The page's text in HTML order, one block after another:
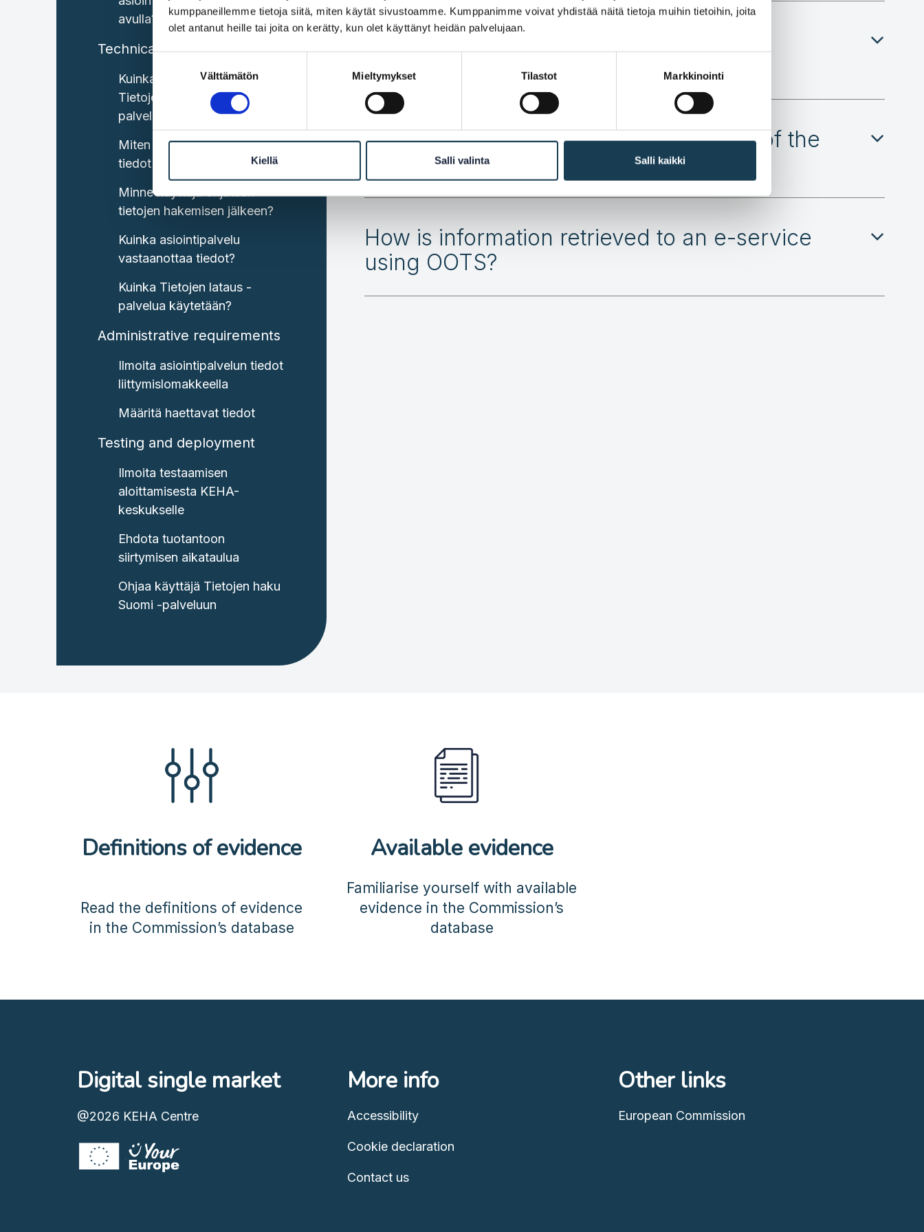
kumppaneillemme tietoja siitä, miten käytät sivustoamme. Kumppanimme voivat yhdistää näitä tietoja muihin tietoihin, joita
olet antanut heille tai joita on kerätty, kun olet käyttänyt heidän palvelujaan.
valinta
Välttämätön Mieltymykset Tilastot Markkinointi
Kiellä Salli valinta Salli kaikki
avulla?
Technical capabilities
Kuinka tiedot haetaan
Tietojen haku Suomi -
palvelun avulla?
Miten käyttäjä ja saapuneet
tiedot yhdistetään toisiinsa?
Minne käyttäjä ohjataan
tietojen hakemisen jälkeen?
Kuinka asiointipalvelu
vastaanottaa tiedot?
Kuinka Tietojen lataus -
palvelua käytetään?
Administrative requirements
Ilmoita asiointipalvelun tiedot
liittymislomakkeella
Määritä haettavat tiedot
Testing and deployment
Ilmoita testaamisen
aloittamisesta KEHA-
keskukselle
Ehdota tuotantoon
siirtymisen aikataulua
Ohjaa käyttäjä Tietojen haku
Suomi -palveluun
What are Finland’s centralised OOTS
components?
When must e-services enable the use of the
OOTS?
How is information retrieved to an e-service
using OOTS?
Definitions of evidence
Read the definitions of evidence
in the Commission’s database
Available evidence
Familiarise yourself with available
evidence in the Commission’s
database
Digital single market
@2026 KEHA Centre
More info
Accessibility
Cookie declaration
Contact us
Other links
European Commission